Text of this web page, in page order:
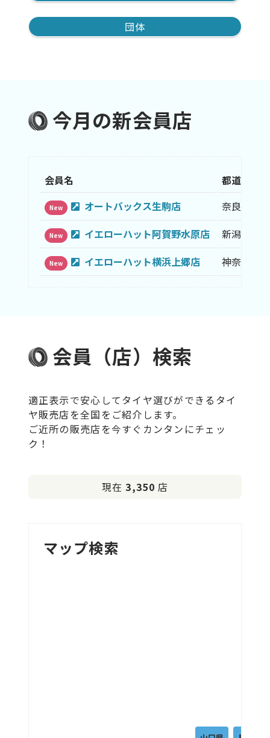
団体
今月の新会員店
会員名 都道府県
New オートバックス生駒店 奈良県
New イエローハット阿賀野水原店 新潟県
New イエローハット横浜上郷店 神奈川県
会員（店）検索
適正表示で安心してタイヤ選びができるタイ
ヤ販売店を全国をご紹介します。
ご近所の販売店を今すぐカンタンにチェッ
ク！
現在3,350 店
マップ検索